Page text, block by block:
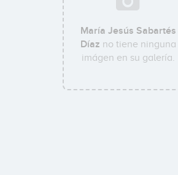
María Jesús Sabartés
Díaz no tiene ninguna
imágen en su galería.